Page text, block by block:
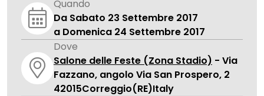
Quando
Da Sabato 23 Settembre 2017
a Domenica 24 Settembre 2017
Dove
Salone delle Feste (Zona Stadio) - Via
Fazzano, angolo Via San Prospero, 2
42015Correggio(RE)Italy